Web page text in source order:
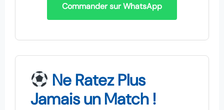
Commander sur WhatsApp
Ne Ratez Plus
Jamais un Match !